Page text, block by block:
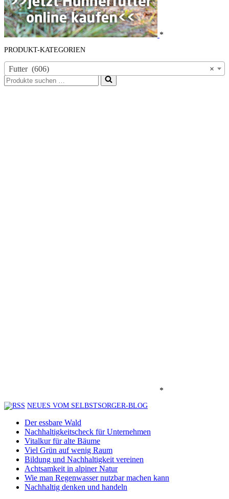
*
PRODUKT-KATEGORIEN
×
Futter (606)
Suchen
nach …
*
NEUES VOM SELBSTSORGER-BLOG
Der essbare Wald
Nachhaltigkeitscheck für Unternehmen
Vitalkur für alte Bäume
Viel Grün auf wenig Raum
Bildung und Nachhaltigkeit vereinen
Achtsamkeit in alpiner Natur
Wie man Regenwasser nutzbar machen kann
Nachhaltig denken und handeln